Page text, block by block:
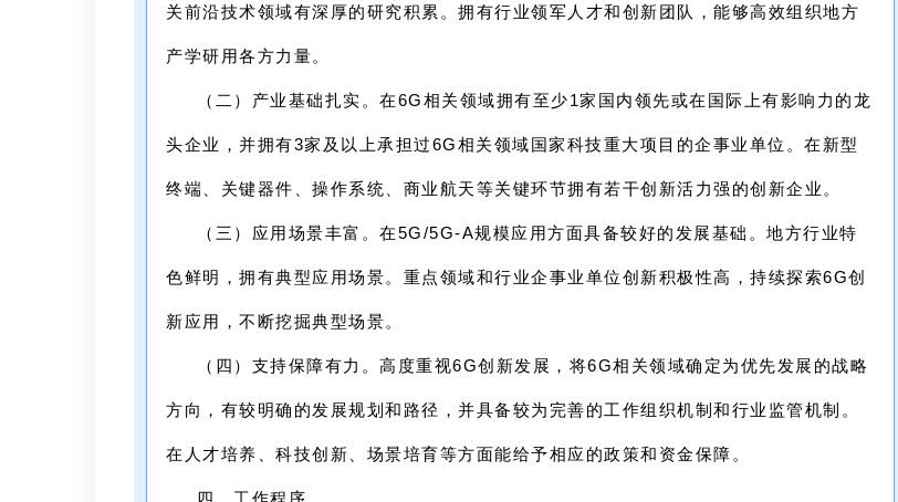
关前沿技术领域有深厚的研究积累。拥有行业领军人才和创新团队，能够高效组织地方
产学研用各方力量。
（二）产业基础扎实。在6G相关领域拥有至少1家国内领先或在国际上有影响力的龙
头企业，并拥有3家及以上承担过6G相关领域国家科技重大项目的企事业单位。在新型
终端、关键器件、操作系统、商业航天等关键环节拥有若干创新活力强的创新企业。
（三）应用场景丰富。在5G/5G-A规模应用方面具备较好的发展基础。地方行业特
色鲜明，拥有典型应用场景。重点领域和行业企事业单位创新积极性高，持续探索6G创
新应用，不断挖掘典型场景。
（四）支持保障有力。高度重视6G创新发展，将6G相关领域确定为优先发展的战略
方向，有较明确的发展规划和路径，并具备较为完善的工作组织机制和行业监管机制。
在人才培养、科技创新、场景培育等方面能给予相应的政策和资金保障。
四、工作程序